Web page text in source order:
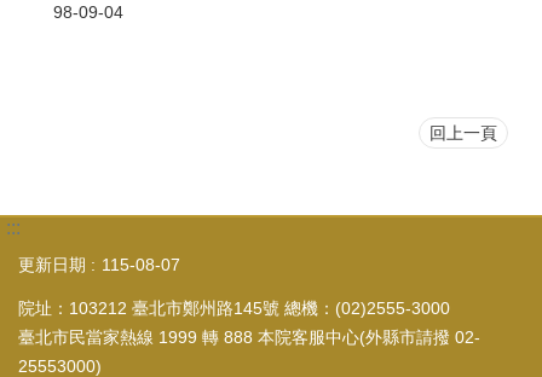
98-09-04
回上一頁
:::
更新日期 115-08-07
院址：103212 臺北市鄭州路145號 總機：(02)2555-3000
臺北市民當家熱線 1999 轉 888 本院客服中心(外縣市請撥 02-
25553000)